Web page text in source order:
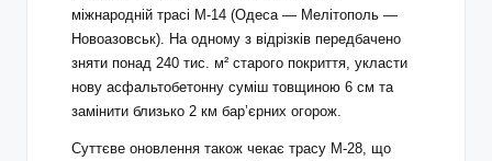
міжнародній трасі М-14 (Одеса — Мелітополь —
Новоазовськ). На одному з відрізків передбачено
зняти понад 240 тис. м² старого покриття, укласти
нову асфальтобетонну суміш товщиною 6 см та
замінити близько 2 км бар’єрних огорож.
Суттєве оновлення також чекає трасу М-28, що